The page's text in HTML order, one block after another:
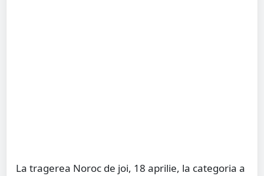
La tragerea Noroc de joi, 18 aprilie, la categoria a